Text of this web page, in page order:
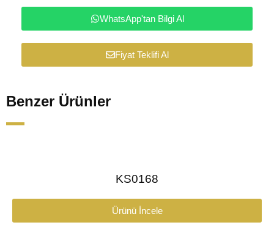
WhatsApp'tan Bilgi Al
Fiyat Teklifi Al
Benzer Ürünler
KS0168
Ürünü İncele